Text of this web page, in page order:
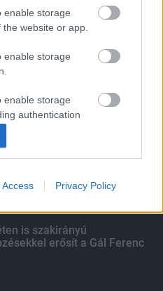
enable storage
website or app.
enable storage
enable storage
authentication
Access Privacy Policy
vártunk: szombattól
csökken a riasztás
az eső a Duna
is szakirányú
erősít a Gál Ferenc